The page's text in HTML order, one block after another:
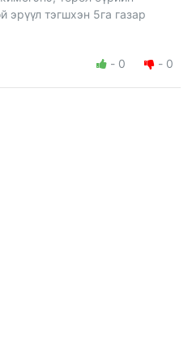
тэгшхэн 5га газар
- 0 - 0